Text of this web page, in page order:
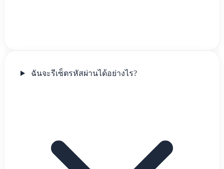
ฉันจะรีเซ็ตรหัสผ่านได้อย่างไร?